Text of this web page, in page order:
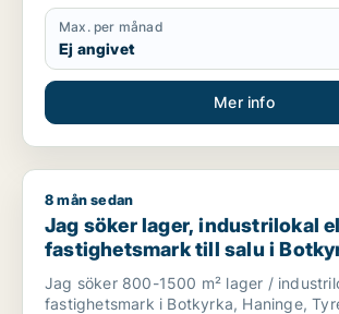
Max. per månad
Ej angivet
Mer info
Jag söker lager, industrilokal eller
8 mån sedan
Jag söker lager, industrilokal
fastighetsmark till salu i
Haninge eller Tyresö m.fl.
Jag söker 800-1500 m² lager /
fastighetsmark i Botkyrka, Haninge,